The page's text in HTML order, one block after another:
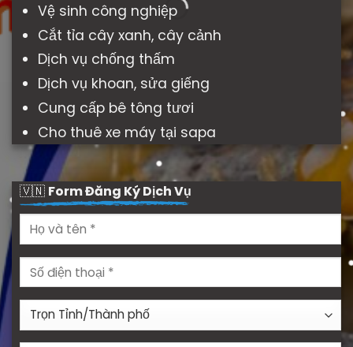
Vệ sinh công nghiệp
Cắt tỉa cây xanh, cây cảnh
Dịch vụ chống thấm
Dịch vụ khoan, sửa giếng
Cung cấp bê tông tươi
Cho thuê xe máy tại sapa
🇻🇳 Form Đăng Ký Dịch Vụ